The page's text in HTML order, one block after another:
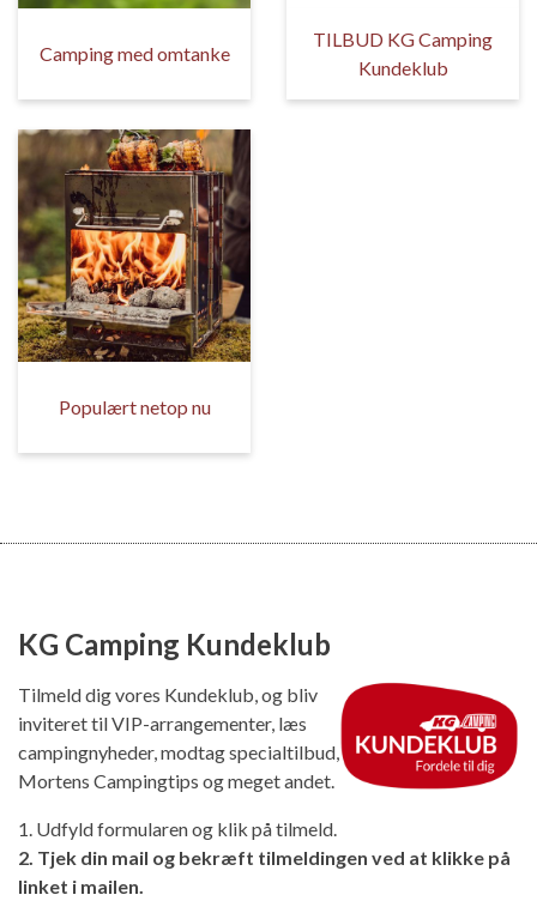
Camping med omtanke
TILBUD KG Camping
Kundeklub
Populært netop nu
KG Camping Kundeklub
Tilmeld dig vores Kundeklub, og bliv
inviteret til VIP-arrangementer, læs
campingnyheder, modtag specialtilbud,
Mortens Campingtips og meget andet.
1. Udfyld formularen og klik på tilmeld.
2. Tjek din mail og bekræft tilmeldingen ved at klikke på
linket i mailen.